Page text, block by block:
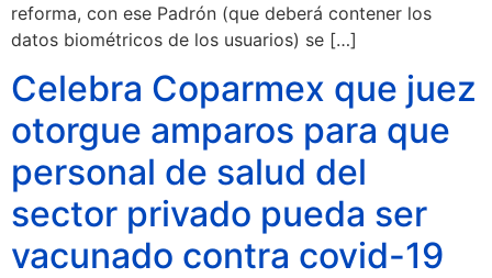
reforma, con ese Padrón (que deberá contener los
datos biométricos de los usuarios) se […]
Celebra Coparmex que juez
otorgue amparos para que
personal de salud del
sector privado pueda ser
vacunado contra covid-19